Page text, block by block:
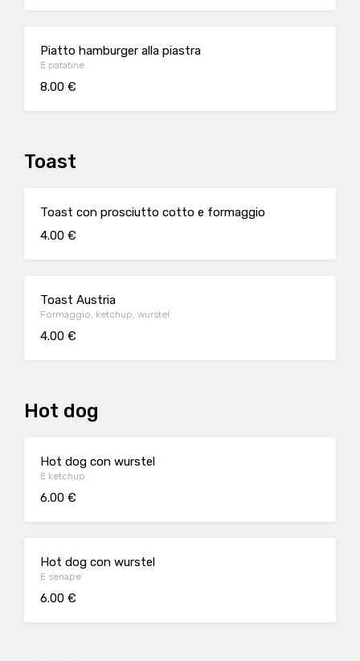
Piatto hamburger alla piastra
E patatine
8.00 €
Toast
Toast con prosciutto cotto e formaggio
4.00 €
Toast Austria
Formaggio, ketchup, wurstel
4.00 €
Hot dog
Hot dog con wurstel
E ketchup
6.00 €
Hot dog con wurstel
E senape
6.00 €